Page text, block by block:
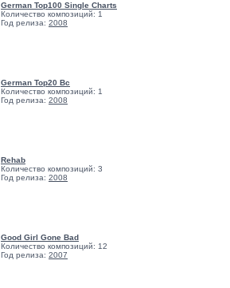
German Top100 Single Charts
Количество композиций: 1
Год релиза: 2008
German Top20 Bc
Количество композиций: 1
Год релиза: 2008
Rehab
Количество композиций: 3
Год релиза: 2008
Good Girl Gone Bad
Количество композиций: 12
Год релиза: 2007